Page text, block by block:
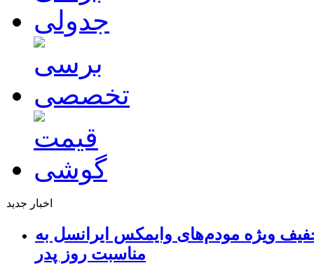
اخبار جدید
ویژه مودم‌های وایمکس ایرانسل به
مناسبت روز پدر